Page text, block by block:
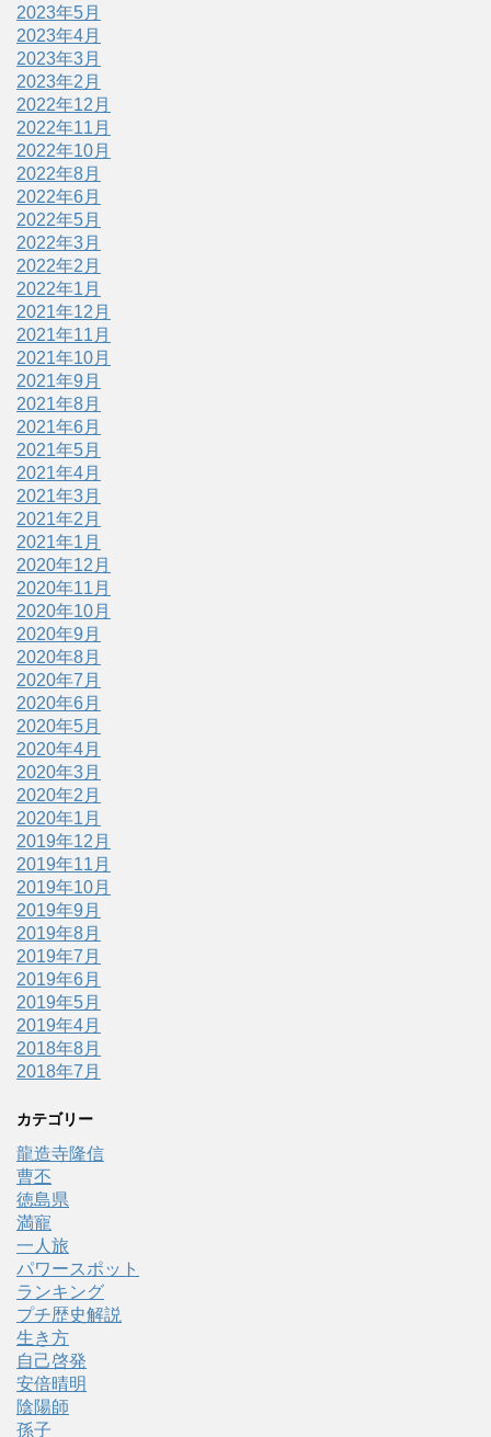
2023年5月
2023年4月
2023年3月
2023年2月
2022年12月
2022年11月
2022年10月
2022年8月
2022年6月
2022年5月
2022年3月
2022年2月
2022年1月
2021年12月
2021年11月
2021年10月
2021年9月
2021年8月
2021年6月
2021年5月
2021年4月
2021年3月
2021年2月
2021年1月
2020年12月
2020年11月
2020年10月
2020年9月
2020年8月
2020年7月
2020年6月
2020年5月
2020年4月
2020年3月
2020年2月
2020年1月
2019年12月
2019年11月
2019年10月
2019年9月
2019年8月
2019年7月
2019年6月
2019年5月
2019年4月
2018年8月
2018年7月
カテゴリー
龍造寺隆信
曹丕
徳島県
満寵
一人旅
パワースポット
ランキング
プチ歴史解説
生き方
自己啓発
安倍晴明
陰陽師
孫子